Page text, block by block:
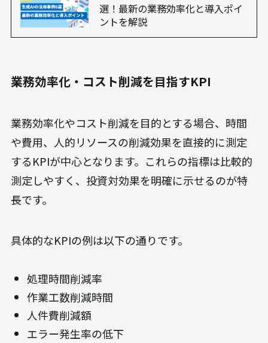
選！最新の業務効率化と導入ポイ
ントを解説
業務効率化・コスト削減を目指すKPI
業務効率化やコスト削減を目的とする場合、時間
や費用、人的リソースの削減効果を直接的に測定
するKPIが中心となります。これらの指標は比較的
測定しやすく、投資対効果を明確に示せるのが特
長です。
具体的なKPIの例は以下の通りです。
処理時間削減率
作業工数削減時間
人件費削減額
エラー発生率の低下